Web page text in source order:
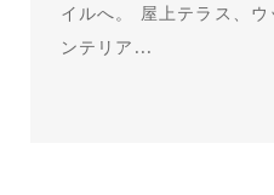
イルへ。 屋上テラス、
ンテリア...